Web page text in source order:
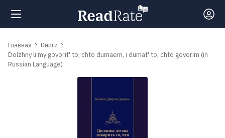
Поиск
Главная
Книги
Dolzhny li my govorit' to, chto dumaem, i dumat' to, chto govorim (in
Russian Language)